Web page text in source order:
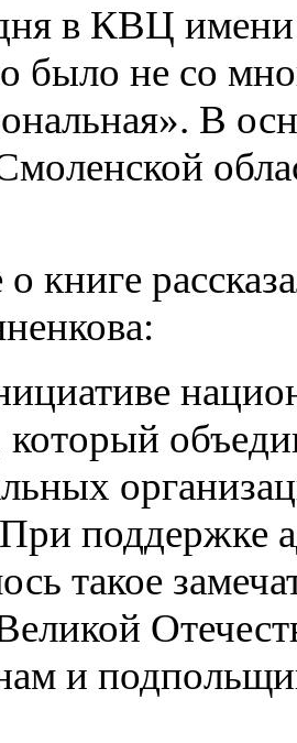
в КВЦ имени
было не со
В
книге
который
поддержке
такое
и